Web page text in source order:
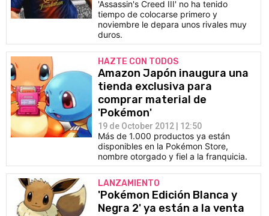
'Assassin's Creed III' no ha tenido
tiempo de colocarse primero y
noviembre le depara unos rivales muy
duros.
HAZTE CON TODOS
Amazon Japón inaugura una
tienda exclusiva para
comprar material de
'Pokémon'
19 de October 2012 | 12:50
Más de 1.000 productos ya están
disponibles en la Pokémon Store,
nombre otorgado y fiel a la franquicia.
LANZAMIENTO
'Pokémon Edición Blanca y
Negra 2' ya están a la venta